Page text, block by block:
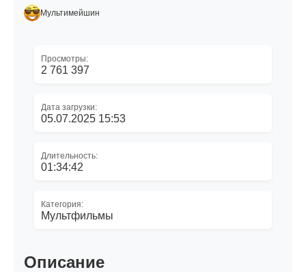
Мультимейшин
Просмотры:
2 761 397
Дата загрузки:
05.07.2025 15:53
Длительность:
01:34:42
Категория:
Мультфильмы
Описание